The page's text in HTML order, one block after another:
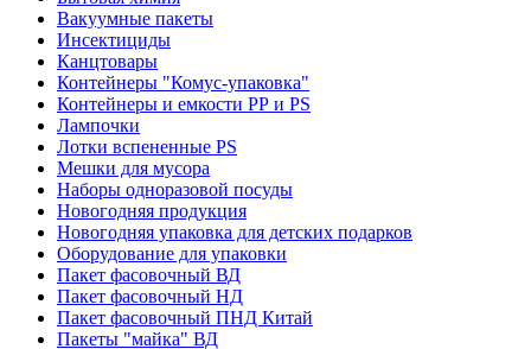
Вакуумные пакеты
Инсектициды
Канцтовары
Контейнеры "Комус-упаковка"
Контейнеры и емкости РР и PS
Лампочки
Лотки вспененные PS
Мешки для мусора
Наборы одноразовой посуды
Новогодняя продукция
Новогодняя упаковка для детских подарков
Оборудование для упаковки
Пакет фасовочный ВД
Пакет фасовочный НД
Пакет фасовочный ПНД Китай
Пакеты "майка" ВД